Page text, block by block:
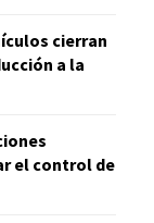
cierran
a la
el control de